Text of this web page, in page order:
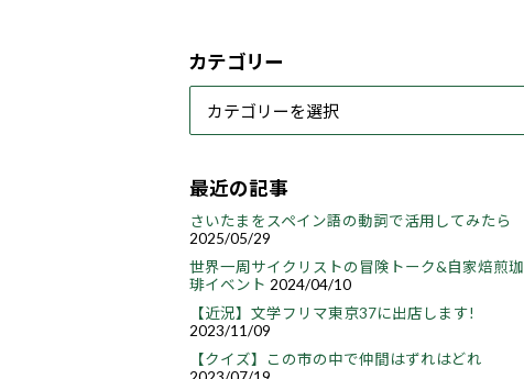
カテゴリー
最近の記事
さいたまをスペイン語の動詞で活用してみたら
2025/05/29
世界一周サイクリストの冒険トーク&自家焙煎珈
琲イベント 2024/04/10
【近況】文学フリマ東京37に出店します!
2023/11/09
【クイズ】この市の中で仲間はずれはどれ